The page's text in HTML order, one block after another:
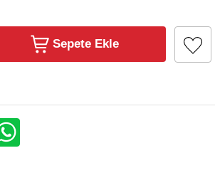
Sepete Ekle